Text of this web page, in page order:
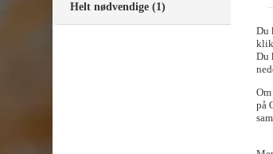
Helt nødvendige (1)
Du
Du
på